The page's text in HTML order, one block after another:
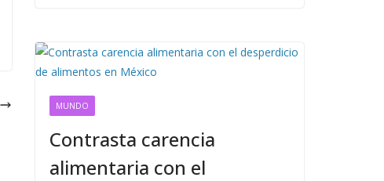
MUNDO
Contrasta carencia
alimentaria con el